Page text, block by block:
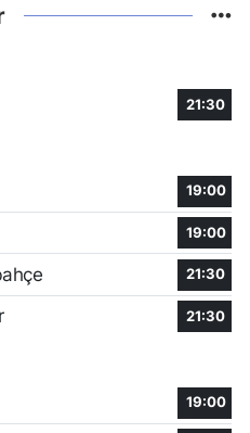
21:30
19:00
19:00
21:30
21:30
19:00